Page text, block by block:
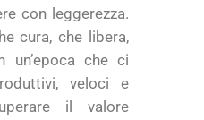
con leggerezza.
cura, che libera,
un’epoca che ci
veloci e
il valore